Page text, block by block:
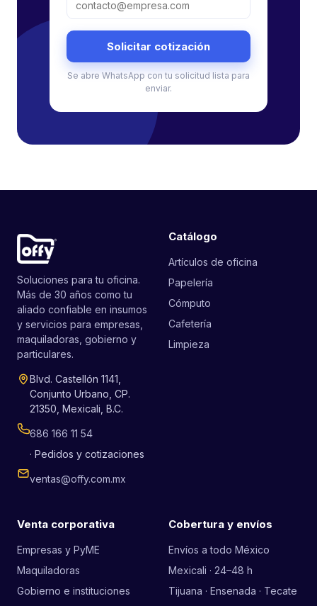
Solicitar cotización
Se abre WhatsApp con tu solicitud lista para
enviar.
Soluciones para tu oficina.
Más de 30 años como tu
aliado confiable en insumos
y servicios para empresas,
maquiladoras, gobierno y
particulares.
Blvd. Castellón 1141,
Conjunto Urbano, CP.
21350, Mexicali, B.C.
686 166 11 54
· Pedidos y cotizaciones
ventas@offy.com.mx
Catálogo
Artículos de oficina
Papelería
Cómputo
Cafetería
Limpieza
Venta corporativa
Empresas y PyME
Maquiladoras
Gobierno e instituciones
Cobertura y envíos
Envíos a todo México
Mexicali · 24–48 h
Tijuana · Ensenada · Tecate